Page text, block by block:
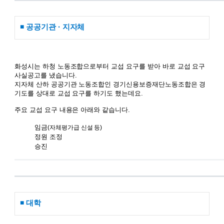
◾ 공공기관 · 지자체
화성시는 하청 노동조합으로부터 교섭 요구를 받아 바로 교섭 요구
사실공고를 냈습니다.
지자체 산하 공공기관 노동조합인 경기신용보증재단노동조합은 경
기도를 상대로 교섭 요구를 하기도 했는데요.
주요 교섭 요구 내용은 아래와 같습니다.
임금(자체평가급 신설 등)
정원 조정
승진
◾ 대학